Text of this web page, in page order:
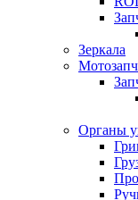
Зеркала
Органы